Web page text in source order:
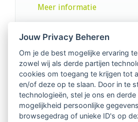
Meer informatie
Meer informatie
Aspirant-supervisor
Meer informatie
Supervisor
Meer informatie
Jouw Privacy Beheren
Om je de best mogelijke ervaring
zowel wij als derde partijen
cookies om toegang te krijgen tot
en/of deze op te slaan. Door in te
technologieën, stel je ons en derde
mogelijkheid persoonlijke
browsegedrag of unieke ID's op